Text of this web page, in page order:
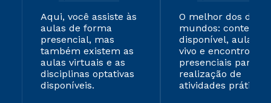
Aqui, você assiste às
aulas de forma
presencial, mas
também existem as
aulas virtuais e as
disciplinas optativas
disponíveis.
O melhor dos dois
mundos: conteúdo
disponível, aulas ao
vivo e encontros
presenciais para
realização de
atividades práticas.